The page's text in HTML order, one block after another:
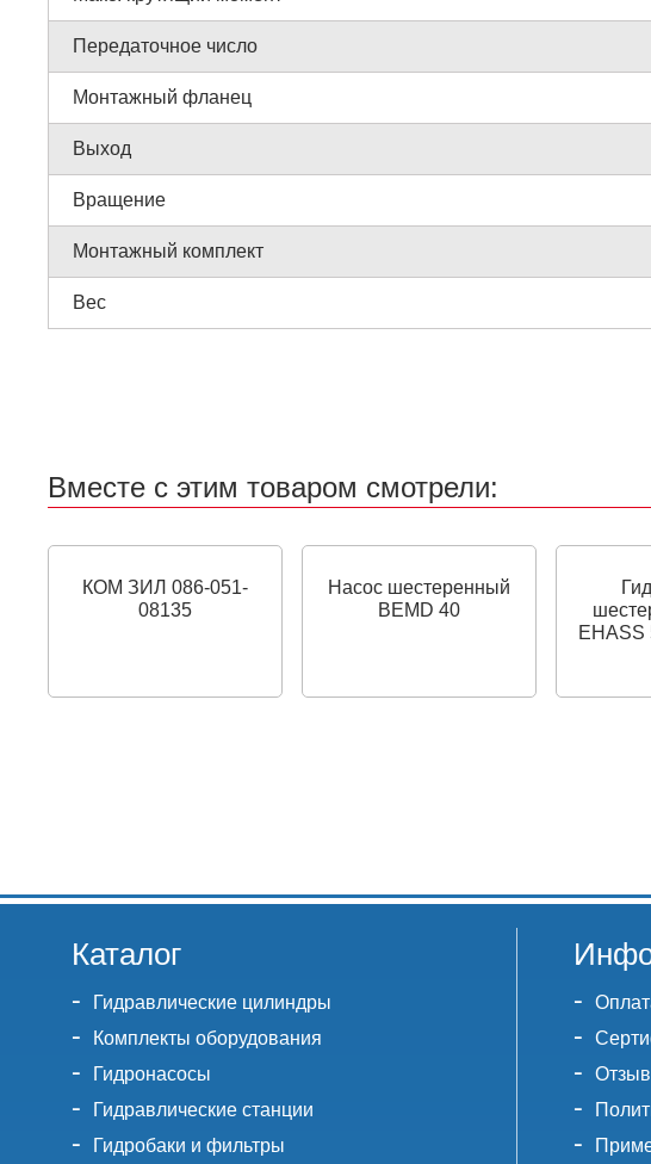
Передаточное число
Монтажный фланец
Выход
Вращение
Монтажный комплект
Вес
Вместе с этим товаром смотрели:
КОМ ЗИЛ 086-051-
08135
Насос шестеренный
BEMD 40
EHASS
Каталог
Гидравлические цилиндры
Комплекты оборудования
Гидронасосы
Гидравлические станции
Гидробаки и фильтры